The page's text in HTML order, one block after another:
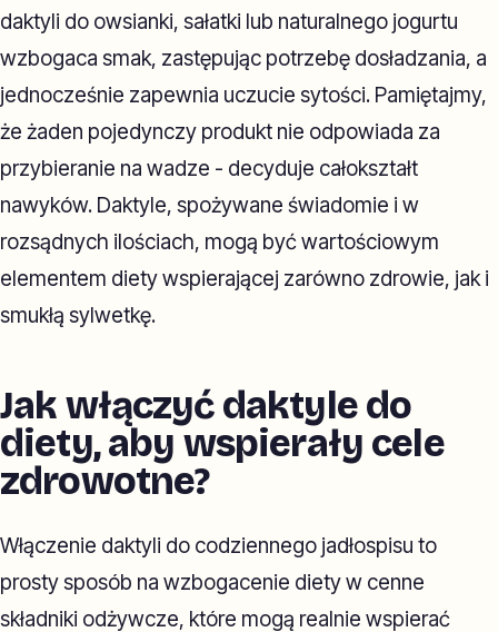
daktyli do owsianki, sałatki lub naturalnego jogurtu
wzbogaca smak, zastępując potrzebę dosładzania, a
jednocześnie zapewnia uczucie sytości. Pamiętajmy,
że żaden pojedynczy produkt nie odpowiada za
przybieranie na wadze - decyduje całokształt
nawyków. Daktyle, spożywane świadomie i w
rozsądnych ilościach, mogą być wartościowym
elementem diety wspierającej zarówno zdrowie, jak i
smukłą sylwetkę.
Jak włączyć daktyle do
diety, aby wspierały cele
zdrowotne?
Włączenie daktyli do codziennego jadłospisu to
prosty sposób na wzbogacenie diety w cenne
składniki odżywcze, które mogą realnie wspierać